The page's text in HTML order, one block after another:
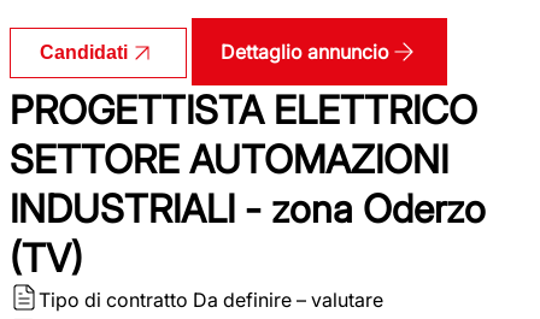
Candidati Dettaglio annuncio
PROGETTISTA ELETTRICO
SETTORE AUTOMAZIONI
INDUSTRIALI - zona Oderzo
(TV)
Tipo di contratto Da definire – valutare